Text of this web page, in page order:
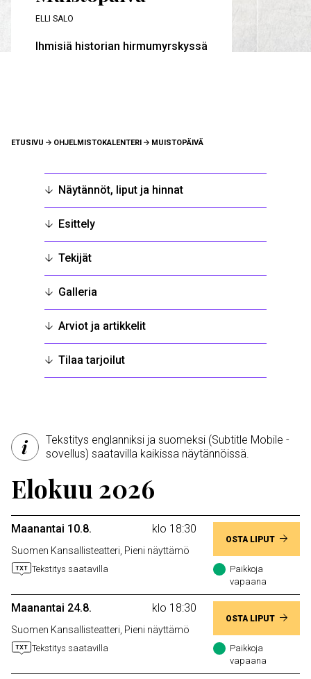
ELLI SALO
Ihmisiä historian hirmumyrskyssä
MURUPOLKU
ETUSIVU OHJELMISTOKALENTERI MUISTOPÄIVÄ
Näytännöt, liput ja hinnat
Esittely
Tekijät
Galleria
Arviot ja artikkelit
Tilaa tarjoilut
Tekstitys englanniksi ja suomeksi (Subtitle Mobile -
sovellus) saatavilla kaikissa näytännöissä.
Elokuu 2026
Maanantai 10.8. klo 18:30
Suomen Kansallisteatteri, Pieni näyttämö
Tekstitys saatavilla
OSTA LIPUT
Paikkoja
vapaana
Maanantai 24.8. klo 18:30
Suomen Kansallisteatteri, Pieni näyttämö
Tekstitys saatavilla
OSTA LIPUT
Paikkoja
vapaana